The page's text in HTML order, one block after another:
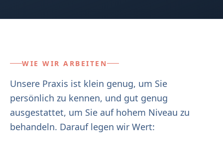
WIE WIR ARBEITEN
Unsere Praxis ist klein genug, um Sie
persönlich zu kennen, und gut genug
ausgestattet, um Sie auf hohem Niveau zu
behandeln. Darauf legen wir Wert: